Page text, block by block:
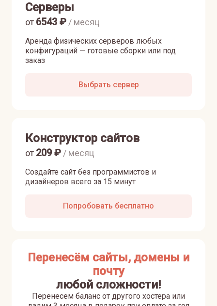
Серверы
Аренда физических серверов любых
конфигураций — готовые сборки или под
заказ
от 6543 ₽ / месяц
Выбрать сервер
Конструктор сайтов
Создайте сайт без программистов и
дизайнеров всего за 15 минут
от 209₽ / месяц
Попробовать бесплатно
Перенесём сайты, домены и
почту
любой сложности!
Перенесем баланс от другого хостера или